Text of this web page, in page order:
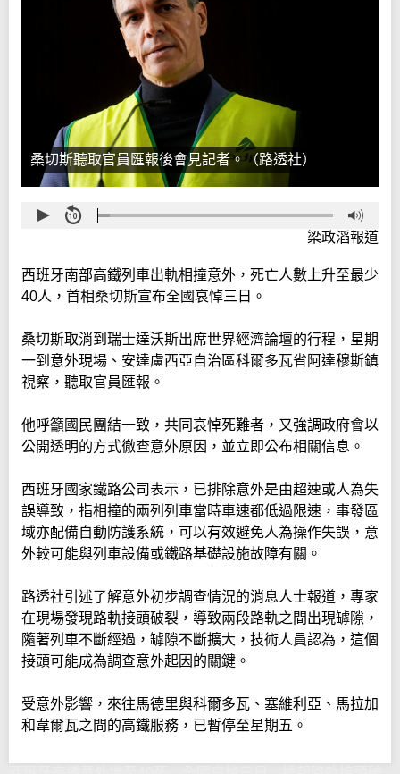
桑切斯聽取官員匯報後會見記者。（路透社）
梁政滔報道
西班牙南部高鐵列車出軌相撞意外，死亡人數上升至最少
40人，首相桑切斯宣布全國哀悼三日。
桑切斯取消到瑞士達沃斯出席世界經濟論壇的行程，星期
一到意外現場、安達盧西亞自治區科爾多瓦省阿達穆斯鎮
視察，聽取官員匯報。
他呼籲國民團結一致，共同哀悼死難者，又強調政府會以
公開透明的方式徹查意外原因，並立即公布相關信息。
西班牙國家鐵路公司表示，已排除意外是由超速或人為失
誤導致，指相撞的兩列列車當時車速都低過限速，事發區
域亦配備自動防護系統，可以有效避免人為操作失誤，意
外較可能與列車設備或鐵路基礎設施故障有關。
路透社引述了解意外初步調查情況的消息人士報道，專家
在現場發現路軌接頭破裂，導致兩段路軌之間出現罅隙，
隨著列車不斷經過，罅隙不斷擴大，技術人員認為，這個
接頭可能成為調查意外起因的關鍵。
受意外影響，來往馬德里與科爾多瓦、塞維利亞、馬拉加
和韋爾瓦之間的高鐵服務，已暫停至星期五。